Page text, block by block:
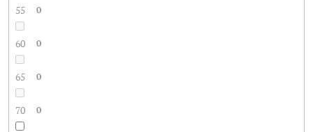
55 0
60 0
65 0
70 0